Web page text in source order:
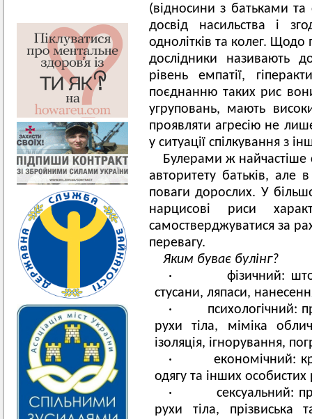
(відносини з батьками
досвід насильства і
однолітків та колег.
дослідники називають
рівень емпатії,
поєднанню таких рис
угруповань, мають
проявляти агресію не
у ситуації спілкування з
Булерами ж найчастіше
авторитету батьків, але
поваги дорослих. У
нарцисові риси
самостверджуватися за
перевагу.
Яким буває булінг?
· фізичний:
стусани, ляпаси,
· психологічний:
рухи тіла, міміка
ізоляція, ігнорування,
· економічний:
одягу та інших
· сексуальний:
рухи тіла, прізвиська